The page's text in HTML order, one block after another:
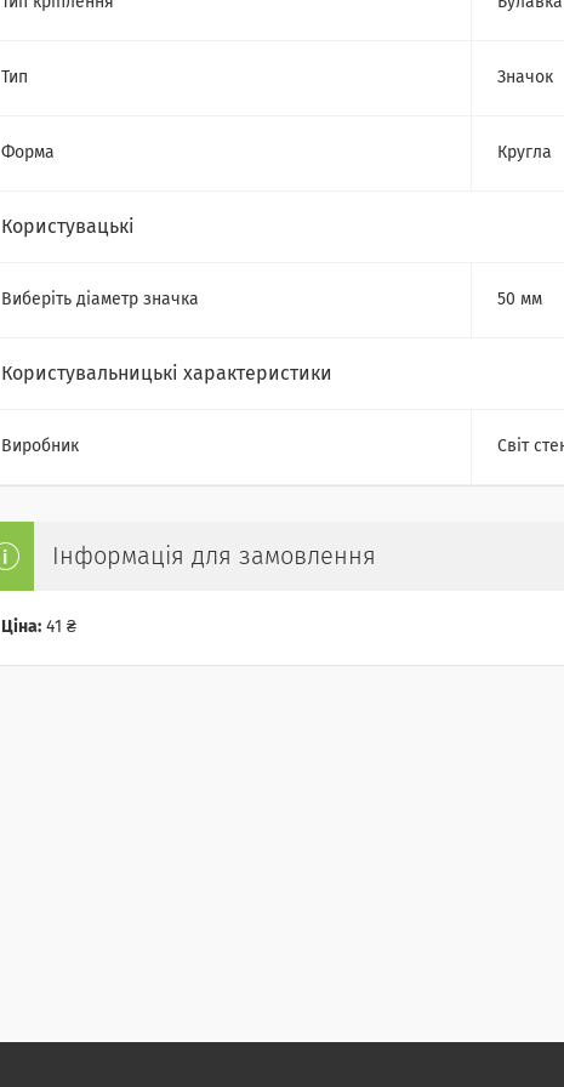
Тип Значок
Форма Кругла
Користувацькі
Виберіть діаметр значка 50 мм
Користувальницькі характеристики
Виробник Світ
Інформація для замовлення
Ціна: 41 ₴